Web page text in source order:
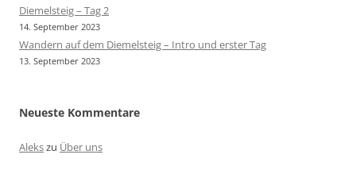
Diemelsteig – Tag 2
14. September 2023
Wandern auf dem Diemelsteig – Intro und erster Tag
13. September 2023
Neueste Kommentare
Alekszu Über uns